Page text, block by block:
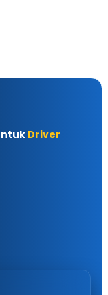
Driver